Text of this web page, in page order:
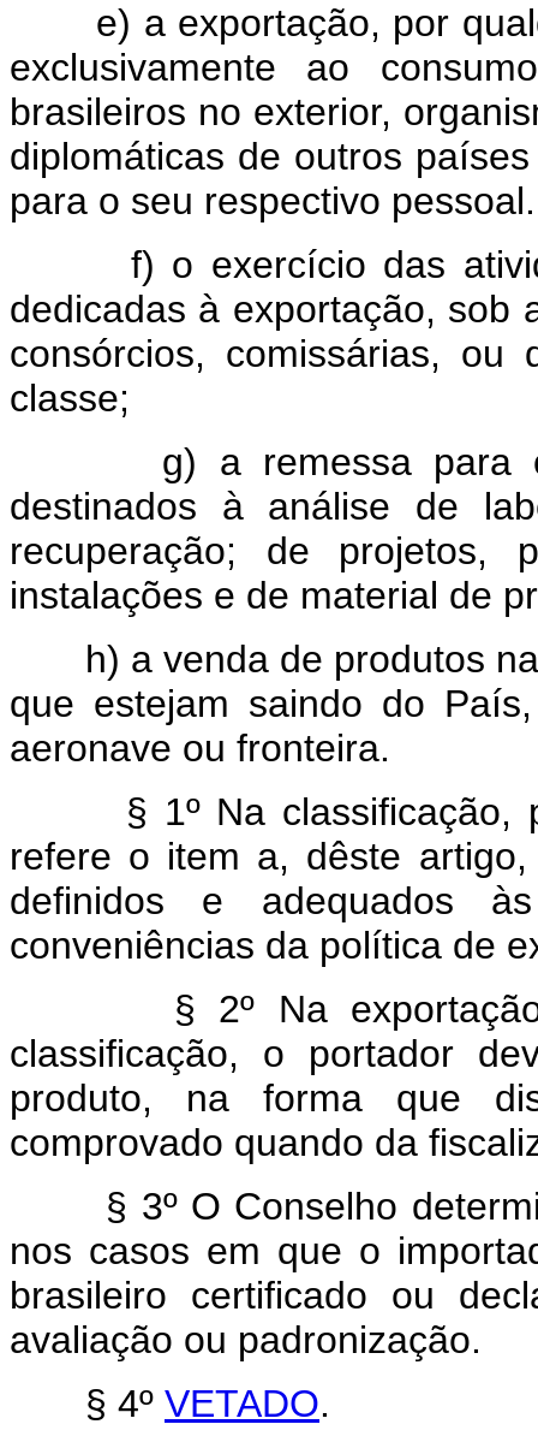
e) a exportação, por
exclusivamente ao
brasileiros no exterior,
diplomáticas de outros
para o seu respectivo pessoal.
f) o exercício das
dedicadas à exportação, sob
consórcios, comissárias, ou
classe;
g) a remessa para o
destinados à análise de
recuperação; de projetos,
instalações e de material de
h) a venda de produtos
que estejam saindo do
aeronave ou fronteira.
§ 1º Na classificação,
refere o item a, dêste
definidos e adequados
conveniências da política de
§ 2º Na exportação
classificação, o portador
produto, na forma que
comprovado quando da
§ 3º O Conselho
nos casos em que o
brasileiro certificado ou
avaliação ou padronização.
§ 4º VETADO.